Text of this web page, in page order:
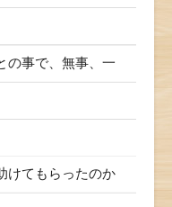
の事で、無事、一
けてもらったのか